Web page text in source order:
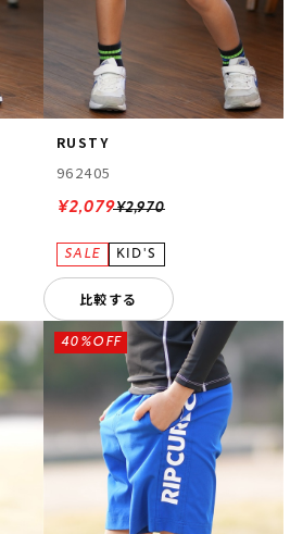
RUSTY
962405
¥2,970
¥2,079
比較する
40%OFF